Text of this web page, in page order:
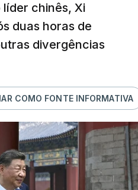
líder chinês, Xi
duas horas de
divergências
COMO FONTE INFORMATIVA